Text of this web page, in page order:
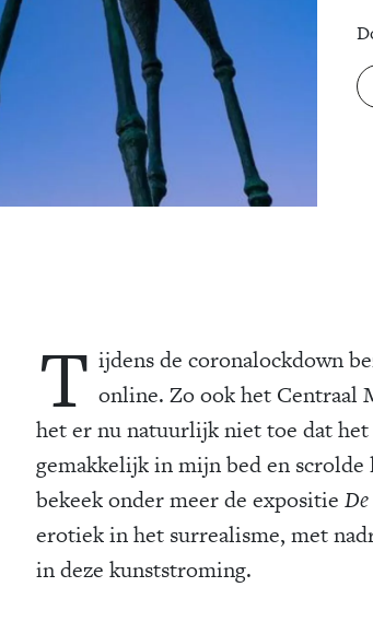
T ijdens de coronalockdown
online. Zo ook het Centraal
het er nu natuurlijk niet toe dat
gemakkelijk in mijn bed en
bekeek onder meer de expositie
erotiek in het surrealisme, met
in deze kunststroming.